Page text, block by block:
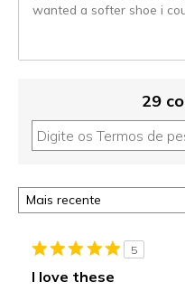
wanted a softer shoe i
29
5
I love these